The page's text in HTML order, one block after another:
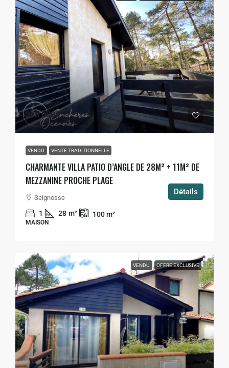
268 000€
VENDU VENTE TRADITIONNELLE
CHARMANTE VILLA PATIO D’ANGLE DE 28M² + 11M² DE
MEZZANINE PROCHE PLAGE
Seignosse
1 28 m² 100m²
MAISON
Détails
VENDU OFFRE EXCLUSIVE